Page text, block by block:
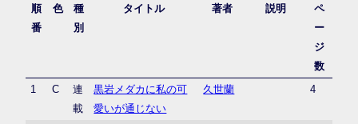
順
番
色
種
別
タイトル 著者 説明
ペ
ー
ジ
数
1
C
連
載
黒岩メダカに私の可
愛いが通じない
久世蘭 4